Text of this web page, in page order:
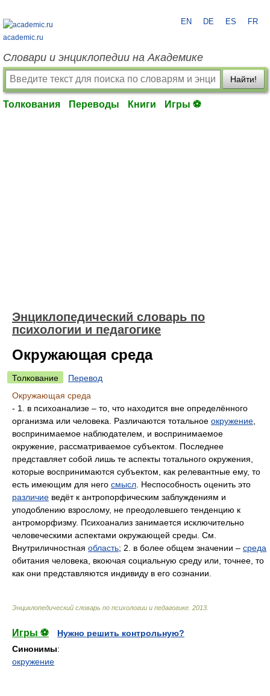
academic.ru
EN DE ES FR
Словари и энциклопедии на Академике
Найти!
Толкования Переводы Книги Игры ⚽
Энциклопедический словарь по
психологии и педагогике
Окружающая среда
Толкование
Перевод
Окружающая среда
- 1. в психоанализе – то, что находится вне определённого
организма или человека. Различаются тотальное окружение
воспринимаемое наблюдателем, и воспринимаемое
окружение, рассматриваемое субъектом. Последнее
представляет собой лишь те аспекты тотального окружения,
которые воспринимаются субъектом, как релевантные ему, то
есть имеющим для него смысл . Неспособность оценить это
различие ведёт к антропорфическим заблуждениям и
уподоблению взрослому, не преодолевшего тенденцию к
антроморфизму. Психоанализ занимается исключительно
человеческими аспектами окружающей среды. См.
Внутриличностная область; 2. в более общем значении – среда
обитания человека, вкоючая социальную среду или, точнее, то
как они представляются индивиду в его сознании.
Энциклопедический словарь по психологии и педагогике 2013
Игры ⚽
Нужно решить контрольную?
Синонимы:
окружение